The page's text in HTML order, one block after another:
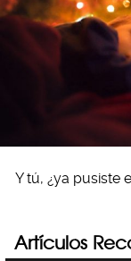
Y tú, ¿ya pusiste
Artículos